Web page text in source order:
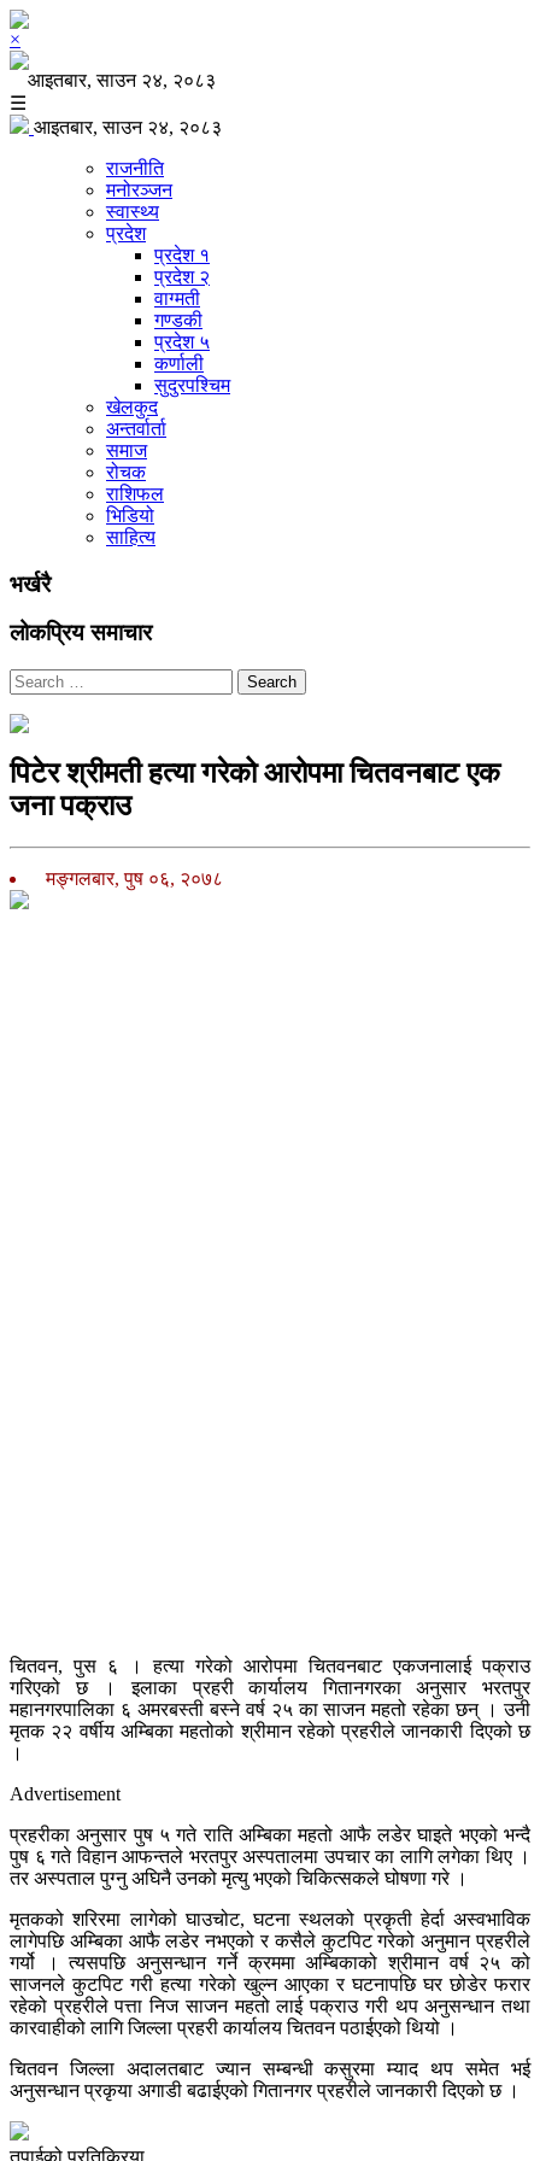
×
आइतबार, साउन २४, २०८३
☰
आइतबार, साउन २४, २०८३
राजनीति
मनोरञ्जन
स्वास्थ्य
प्रदेश
प्रदेश १
प्रदेश २
वाग्मती
गण्डकी
प्रदेश ५
कर्णाली
सुदुरपश्चिम
खेलकुद
अन्तर्वार्ता
समाज
रोचक
राशिफल
भिडियो
साहित्य
भर्खरै
लोकप्रिय समाचार
Search
पिटेर श्रीमती हत्या गरेको आरोपमा चितवनबाट एक
जना पक्राउ
मङ्गलबार, पुष ०६, २०७८
चितवन, पुस ६ । हत्या गरेको आरोपमा चितवनबाट एकजनालाई पक्राउ
गरिएको छ । इलाका प्रहरी कार्यालय गितानगरका अनुसार भरतपुर
महानगरपालिका ६ अमरबस्ती बस्ने वर्ष २५ का साजन महतो रहेका छन् । उनी
मृतक २२ वर्षीय अम्बिका महतोको श्रीमान रहेको प्रहरीले जानकारी दिएको छ
।
Advertisement
प्रहरीका अनुसार पुष ५ गते राति अम्बिका महतो आफै लडेर घाइते भएको भन्दै
पुष ६ गते विहान आफन्तले भरतपुर अस्पतालमा उपचार का लागि लगेका थिए ।
तर अस्पताल पुग्नु अघिनै उनको मृत्यु भएको चिकित्सकले घोषणा गरे ।
मृतकको शरिरमा लागेको घाउचोट, घटना स्थलको प्रकृती हेर्दा अस्वभाविक
लागेपछि अम्बिका आफै लडेर नभएको र कसैले कुटपिट गरेको अनुमान प्रहरीले
गर्यो । त्यसपछि अनुसन्धान गर्ने क्रममा अम्बिकाको श्रीमान वर्ष २५ को
साजनले कुटपिट गरी हत्या गरेको खुल्न आएका र घटनापछि घर छोडेर फरार
रहेको प्रहरीले पत्ता निज साजन महतो लाई पक्राउ गरी थप अनुसन्धान तथा
कारवाहीको लागि जिल्ला प्रहरी कार्यालय चितवन पठाईएको थियो ।
चितवन जिल्ला अदालतबाट ज्यान सम्बन्धी कसुरमा म्याद थप समेत भई
अनुसन्धान प्रकृया अगाडी बढाईएको गितानगर प्रहरीले जानकारी दिएको छ ।
तपाईको प्रतिक्रिया